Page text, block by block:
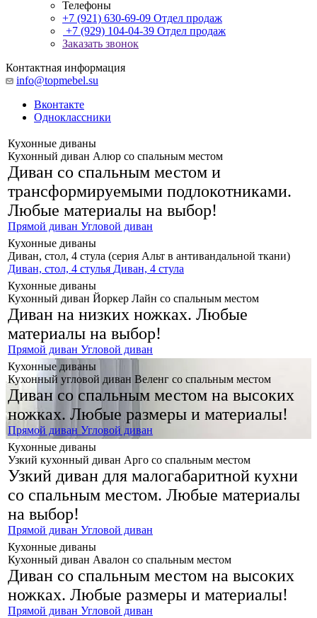
Телефоны
+7 (921) 630-69-09 Отдел продаж
+7 (929) 104-04-39 Отдел продаж
Заказать звонок
Контактная информация
info@topmebel.su
Вконтакте
Одноклассники
Кухонные диваны
Кухонный диван Алюр со спальным местом
Диван со спальным местом и
трансформируемыми подлокотниками.
Любые материалы на выбор!
Прямой диван Угловой диван
Кухонные диваны
Диван, стол, 4 стула (серия Альт в антивандальной ткани)
Диван, стол, 4 стулья Диван, 4 стула
Кухонные диваны
Кухонный диван Йоркер Лайн со спальным местом
Диван на низких ножках. Любые
материалы на выбор!
Прямой диван Угловой диван
Кухонные диваны
Кухонный угловой диван Веленг со спальным местом
Диван со спальным местом на высоких
ножках. Любые размеры и материалы!
Прямой диван Угловой диван
Кухонные диваны
Узкий кухонный диван Арго со спальным местом
Узкий диван для малогабаритной кухни
со спальным местом. Любые материалы
на выбор!
Прямой диван Угловой диван
Кухонные диваны
Кухонный диван Авалон со спальным местом
Диван со спальным местом на высоких
ножках. Любые размеры и материалы!
Прямой диван Угловой диван